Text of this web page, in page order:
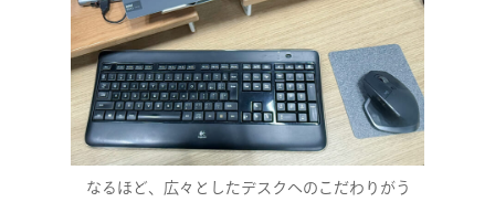
なるほど、広々としたデスクへのこだわりがう